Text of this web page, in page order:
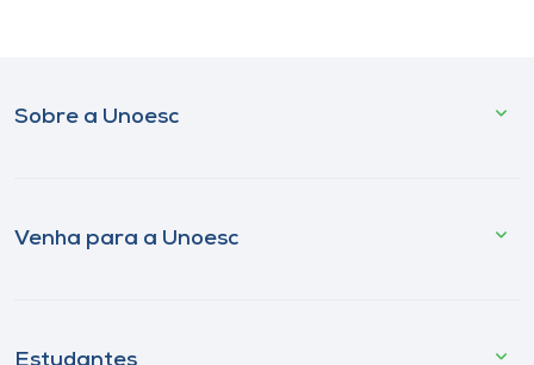
Sobre a Unoesc
Venha para a Unoesc